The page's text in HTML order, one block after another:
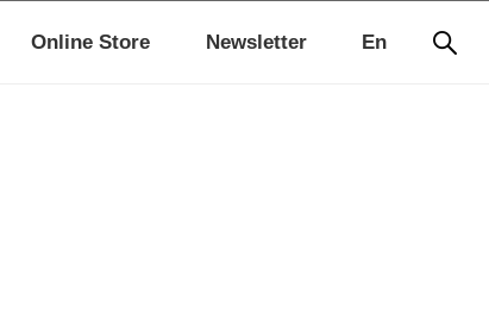
En
Online Store Newsletter